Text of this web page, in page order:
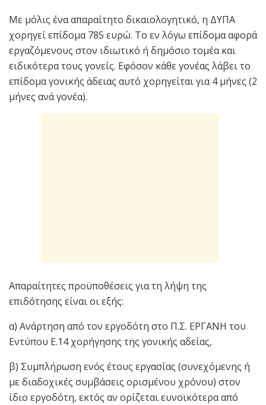
Με μόλις ένα απαραίτητο δικαιολογητικό, η ΔΥΠΑ
χορηγεί επίδομα 785 ευρώ. Το εν λόγω επίδομα αφορά
εργαζόμενους στον ιδιωτικό ή δημόσιο τομέα και
ειδικότερα τους γονείς. Εφόσον κάθε γονέας λάβει το
επίδομα γονικής άδειας αυτό χορηγείται για 4 μήνες (2
μήνες ανά γονέα).
Απαραίτητες προϋποθέσεις για τη λήψη της
επιδότησης είναι οι εξής:
α) Ανάρτηση από τον εργοδότη στο Π.Σ. ΕΡΓΑΝΗ του
Εντύπου Ε.14 χορήγησης της γονικής αδείας,
β) Συμπλήρωση ενός έτους εργασίας (συνεχόμενης ή
με διαδοχικές συμβάσεις ορισμένου χρόνου) στον
ίδιο εργοδότη, εκτός αν ορίζεται ευνοϊκότερα από